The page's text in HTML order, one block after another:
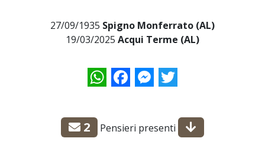
27/09/1935 Spigno Monferrato (AL)
19/03/2025 Acqui Terme (AL)
WhatsAppFacebookMessenger
Twitter
2 Pensieri presenti